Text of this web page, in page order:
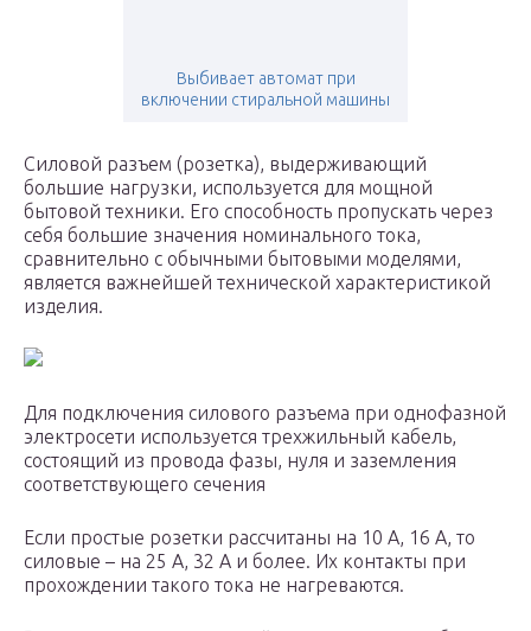
Выбивает автомат при
включении стиральной машины
Силовой разъем (розетка), выдерживающий
большие нагрузки, используется для мощной
бытовой техники. Его способность пропускать через
себя большие значения номинального тока,
сравнительно с обычными бытовыми моделями,
является важнейшей технической характеристикой
изделия.
Для подключения силового разъема при однофазной
электросети используется трехжильный кабель,
состоящий из провода фазы, нуля и заземления
соответствующего сечения
Если простые розетки рассчитаны на 10 А, 16 А, то
силовые – на 25 А, 32 А и более. Их контакты при
прохождении такого тока не нагреваются.